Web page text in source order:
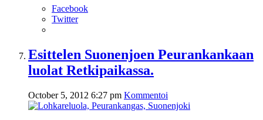
Facebook
Twitter
Esittelen Suonenjoen Peurankankaan
luolat Retkipaikassa.
October 5, 2012 6:27 pm Kommentoi